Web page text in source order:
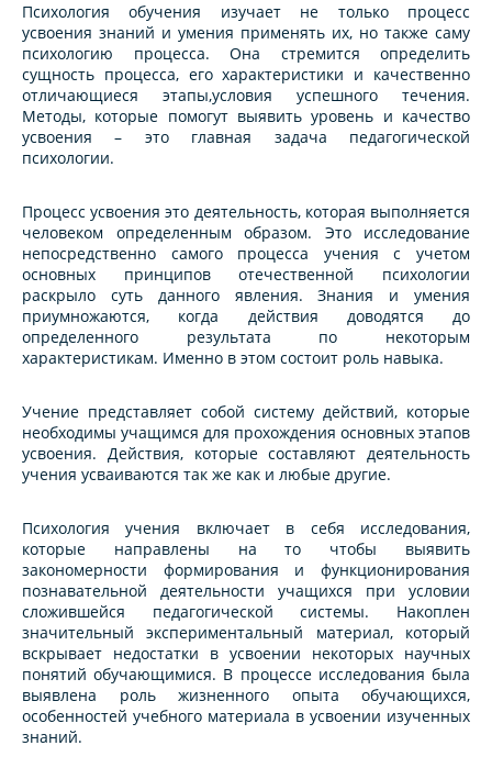
Психология обучения изучает не только процесс
усвоения знаний и умения применять их, но также саму
психологию процесса. Она стремится определить
сущность процесса, его характеристики и качественно
отличающиеся этапы,условия успешного течения.
Методы, которые помогут выявить уровень и качество
усвоения – это главная задача педагогической
психологии.
Процесс усвоения это деятельность, которая выполняется
человеком определенным образом. Это исследование
непосредственно самого процесса учения с учетом
основных принципов отечественной психологии
раскрыло суть данного явления. Знания и умения
приумножаются, когда действия доводятся до
определенного результата по некоторым
характеристикам. Именно в этом состоит роль навыка.
Учение представляет собой систему действий, которые
необходимы учащимся для прохождения основных этапов
усвоения. Действия, которые составляют деятельность
учения усваиваются так же как и любые другие.
Психология учения включает в себя исследования,
которые направлены на то чтобы выявить
закономерности формирования и функционирования
познавательной деятельности учащихся при условии
сложившейся педагогической системы. Накоплен
значительный экспериментальный материал, который
вскрывает недостатки в усвоении некоторых научных
понятий обучающимися. В процессе исследования была
выявлена роль жизненного опыта обучающихся,
особенностей учебного материала в усвоении изученных
знаний.